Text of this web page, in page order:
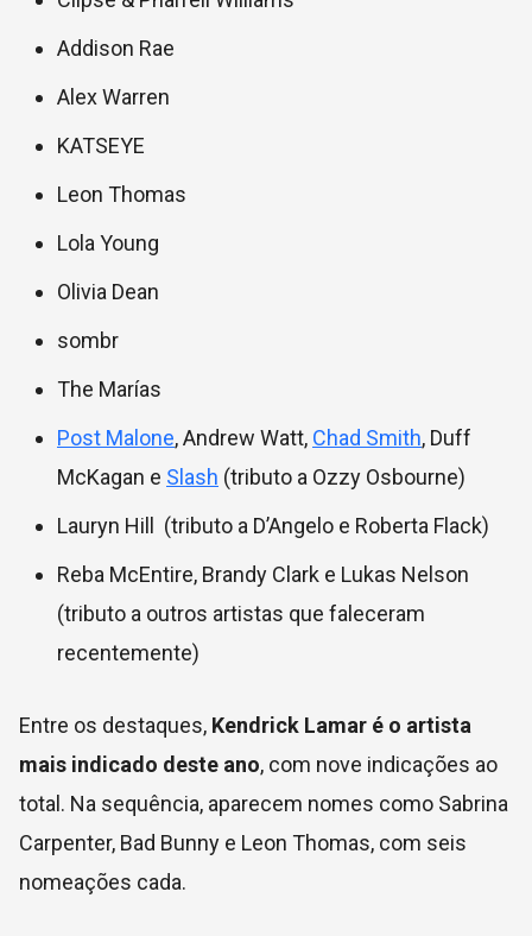
Addison Rae
Alex Warren
KATSEYE
Leon Thomas
Lola Young
Olivia Dean
sombr
The Marías
Post Malone, Andrew Watt, Chad Smith, Duff
McKagan e Slash (tributo a Ozzy Osbourne)
Lauryn Hill (tributo a D’Angelo e Roberta Flack)
Reba McEntire, Brandy Clark e Lukas Nelson
(tributo a outros artistas que faleceram
recentemente)
Entre os destaques, Kendrick Lamar é o artista
mais indicado deste ano, com nove indicações ao
total. Na sequência, aparecem nomes como Sabrina
Carpenter, Bad Bunny e Leon Thomas, com seis
nomeações cada.